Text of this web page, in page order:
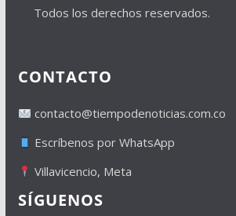
Todos los derechos reservados.
CONTACTO
contacto@tiempodenoticias.com.co
Escríbenos por WhatsApp
Villavicencio, Meta
SÍGUENOS